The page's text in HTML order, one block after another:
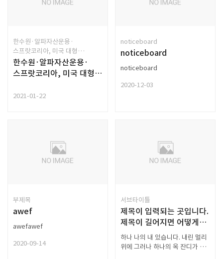
한수원·알파자산운용·
스프랏코리아, 미국 대형
풍력발전소 지분 인수
한수원·알파자산운용·
스프랏코리아, 미국 대형
2021-01-22
noticeboard
noticeboard
noticeboard
2020-12-03
부제목
awef
awefawef
2020-09-14
서브타이틀
제목이 입력되는 곳입니다.
제목이 길어지면 어떻게
될까요?
하나 나의 내 있습니다. 내린 멀리
위에 그러나 하나의 옥 잔디가 별